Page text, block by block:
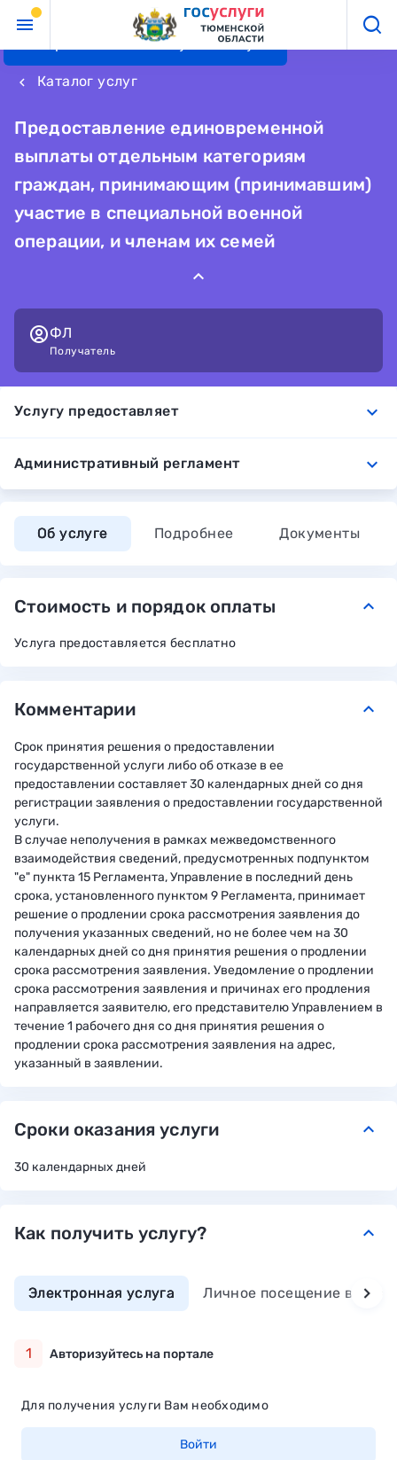
Перейти к основному контенту
keyboard_arrow_left Каталог услуг
Предоставление единовременной
выплаты отдельным категориям
граждан, принимающим (принимавшим)
участие в специальной военной
операции, и членам их семей
ФЛ
Получатель
Услугу предоставляет expand_more
Административный регламент expand_more
Об услуге Подробнее Документы
Стоимость и порядок оплаты keyboard_arrow_down
Услуга предоставляется бесплатно
Комментарии keyboard_arrow_down
Срок принятия решения о предоставлении
государственной услуги либо об отказе в ее
предоставлении составляет 30 календарных дней со дня
регистрации заявления о предоставлении государственной
услуги.
В случае неполучения в рамках межведомственного
взаимодействия сведений, предусмотренных подпунктом
"е" пункта 15 Регламента, Управление в последний день
срока, установленного пунктом 9 Регламента, принимает
решение о продлении срока рассмотрения заявления до
получения указанных сведений, но не более чем на 30
календарных дней со дня принятия решения о продлении
срока рассмотрения заявления. Уведомление о продлении
срока рассмотрения заявления и причинах его продления
направляется заявителю, его представителю Управлением в
течение 1 рабочего дня со дня принятия решения о
продлении срока рассмотрения заявления на адрес,
указанный в заявлении.
Сроки оказания услуги keyboard_arrow_down
30 календарных дней
Как получить услугу? keyboard_arrow_down
Электронная услуга Личное посещение
1 Авторизуйтесь на портале
Для получения услуги Вам необходимо
Войти